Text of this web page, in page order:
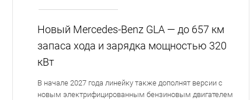
Новый Mercedes-Benz GLA — до 657 км
запаса хода и зарядка мощностью 320
кВт
В начале 2027 года линейку также дополнят версии с
новым электрифицированным бензиновым двигателем